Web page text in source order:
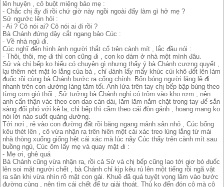
lên huyện , cô buột miệng bảo mẹ :
- Chắc chị ấy đi rồi chứ giờ này ngồi ngoài đấy làm gì hở mẹ ?
Sử ngước lên hỏi :
- Ai ? Cô nói ai? Cô nói ai đi rồi ?
Bà Chánh đứng dậy cắt ngang bảo Cúc :
- Về nhà ngủ đi.
Cúc nghĩ đến hình ảnh người thắt cổ trên cành mít , lắc đầu nói :
- Thôi, thôi, mẹ đi thì con cũng đi , con ko dám ở nhà một mình đâu.
Sử và chị bếp ko hiểu có chuyện gì nhưng thấy ý bà Chánh cương quyết ,
lại thêm nét mặt lo lắng của bà , chỉ đành lấy mấy khúc củi khô đốt lên làm
đuốc rồi cùng bà Chánh bước ra cổng chính. Bốn bóng người lặng lẽ đi
nhanh trên con đường làng tăm tối. Anh lửa trên tay chị bếp bập bùng theo
từng cơn gió thổi , Sử tưởng bà Chánh nghi có trộm vào kho rơm , nên
anh cẩn thận vác theo con dao cán dài, lăm lăm nắm chặt trong tay để sẳn
sàng đối phó với kẻ lạ, chị bếp thì cầm theo cái đòn gánh , hoang mang ko
nói lời nào suốt quảng đường.
Tới nơi , rẻ vào con đường đất rồi băng ngang mảnh sân nhỏ , Cúc bổng
kêu thét lên , cô vừa nhận ra trên hiên một cái xác treo lủng lẳng từ mái
nhà thòng xuống giống hệt cái xác mà lúc nãy Cúc thấy trên cành mít sau
buồng ngủ, Cúc ôm lấy mẹ và quay mặt đi :
- Mẹ ơi, ghê quá
Bà Chánh cũng vừa nhận ra, rồi cả Sử và chị bếp cũng lao tới giơ bó đuốc
lên soi mặt người chết , bà Chánh chỉ kịp kêu rú lên một tiếng rồi ngã vật
ra sân khi vừa nhìn rõ mặt con gái. Khuê đã quá tuyệt vọng lâm vào bước
đường cùng , nên tìm cái chết để tự giải thoát. Thủ ko đến đón cô mà cô